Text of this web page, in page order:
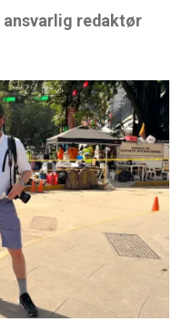
ansvarlig redaktør